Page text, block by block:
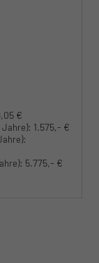
€
Jahre): 1.575,- €
:
: 5.775,- €